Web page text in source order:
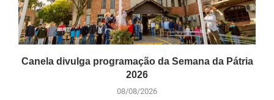
Canela divulga programação da Semana da Pátria
2026
08/08/2026